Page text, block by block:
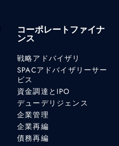
コーポレートファイナ
ンス
戦略アドバイザリ
SPACアドバイザリーサー
ビス
資金調達とIPO
デューデリジェンス
企業管理
企業再編
債務再編